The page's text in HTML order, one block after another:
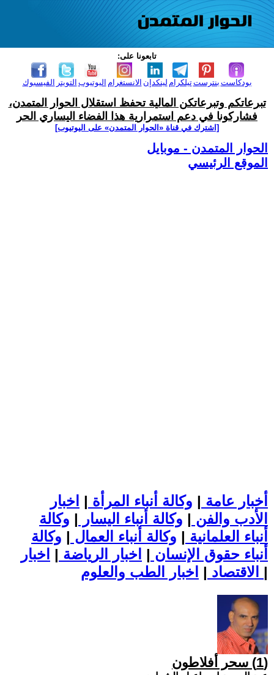
تابعونا على:
الفيسبوك التويتر اليوتيوب الانستغرام لينكدإن تيلكرامبنترست بودكاست
تبرعاتكم وتبرعاتكن المالية تحفظ استقلال الحوار المتمدن،
فشاركونا في دعم استمرارية هذا الفضاء اليساري الحر
[اشترك في قناة ‫«الحوار المتمدن» على اليوتيوب]
الحوار المتمدن - موبايل
الموقع الرئيسي
أخبار عامة | وكالة أنباء المرأة | اخبار
الأدب والفن | وكالة أنباء اليسار | وكالة
أنباء العلمانية | وكالة أنباء العمال | وكالة
أنباء حقوق الإنسان | اخبار الرياضة | اخبار
الاقتصاد | |
(1) سحر أفلاطون